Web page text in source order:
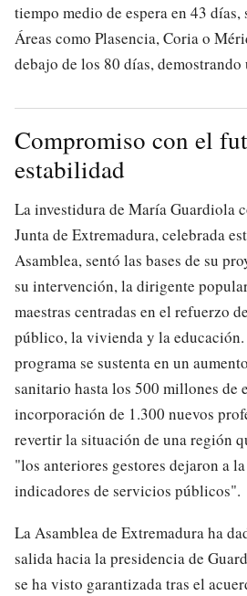
tiempo medio de espera en 43
Áreas como Plasencia, Coria o
debajo de los 80 días,
Compromiso con el
estabilidad
La investidura de María Guardiola
Junta de Extremadura, celebrada
Asamblea, sentó las bases de su
su intervención, la dirigente
maestras centradas en el refuerzo
público, la vivienda y la educación.
programa se sustenta en un
sanitario hasta los 500 millones de
incorporación de 1.300 nuevos
revertir la situación de una región
"los anteriores gestores dejaron a
indicadores de servicios públicos".
La Asamblea de Extremadura ha
salida hacia la presidencia de
se ha visto garantizada tras el